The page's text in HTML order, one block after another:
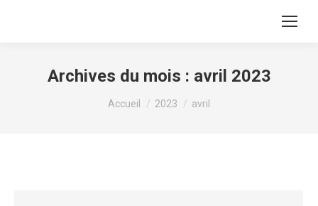
Archives du mois : avril 2023
Vous êtes ici :
Accueil 2023 avril